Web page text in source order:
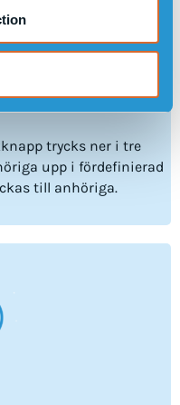
trycks ner i tre
upp i fördefinierad
till anhöriga.